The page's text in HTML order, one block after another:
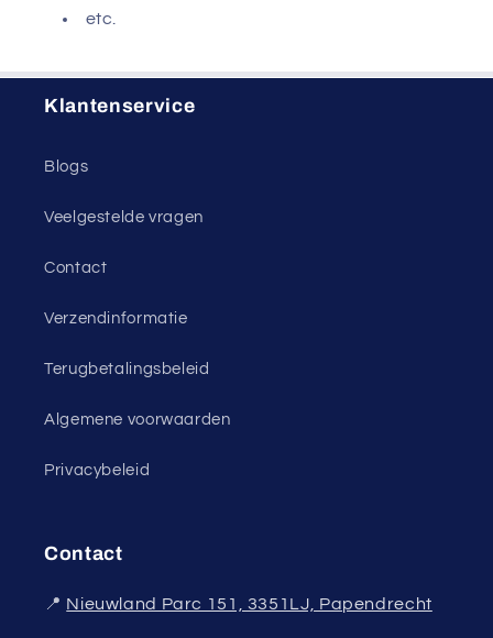
etc.
Klantenservice
Blogs
Veelgestelde vragen
Contact
Verzendinformatie
Terugbetalingsbeleid
Algemene voorwaarden
Privacybeleid
Contact
📍 Nieuwland Parc 151, 3351LJ, Papendrecht